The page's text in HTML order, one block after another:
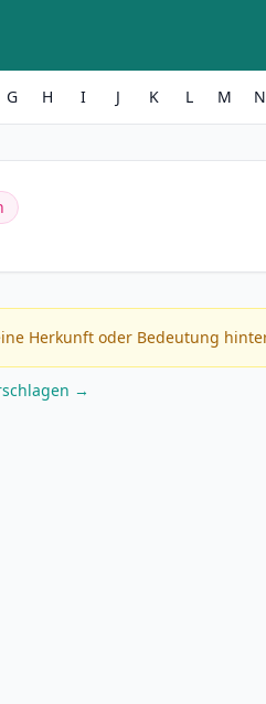
G H I J K L M N
Herkunft oder Bedeutung
→